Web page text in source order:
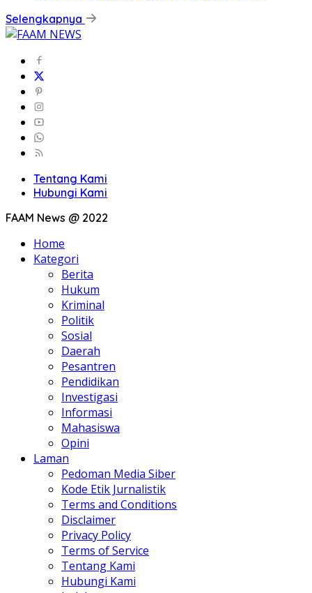
Selengkapnya
Tentang Kami
Hubungi Kami
FAAM News @ 2022
Home
Kategori
Berita
Hukum
Kriminal
Politik
Sosial
Daerah
Pesantren
Pendidikan
Investigasi
Informasi
Mahasiswa
Opini
Laman
Pedoman Media Siber
Kode Etik Jurnalistik
Terms and Conditions
Disclaimer
Privacy Policy
Terms of Service
Tentang Kami
Hubungi Kami